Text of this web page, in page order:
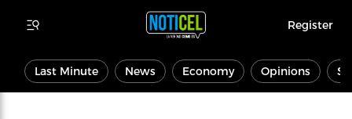
Register
Last Minute News Economy Opinions